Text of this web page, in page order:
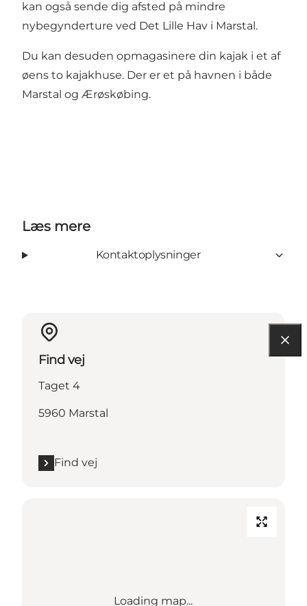
kan også sende dig afsted på mindre
nybegynderture ved Det Lille Hav i Marstal.
Du kan desuden opmagasinere din kajak i et af
øens to kajakhuse. Der er et på havnen i både
Marstal og Ærøskøbing.
Læs mere
Kontaktoplysninger
Find vej
Taget 4
5960 Marstal
Find vej
Loading map...